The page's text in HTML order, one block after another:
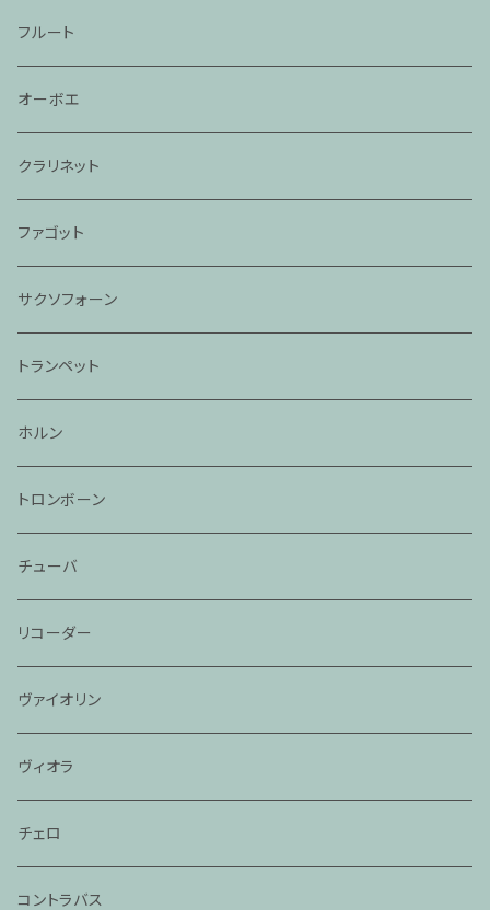
フルート
オーボエ
クラリネット
ファゴット
サクソフォーン
トランペット
ホルン
トロンボーン
チューバ
リコーダー
ヴァイオリン
ヴィオラ
チェロ
コントラバス